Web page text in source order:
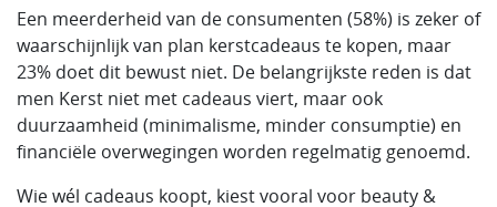
Een meerderheid van de consumenten (58%) is zeker of
waarschijnlijk van plan kerstcadeaus te kopen, maar
23% doet dit bewust niet. De belangrijkste reden is dat
men Kerst niet met cadeaus viert, maar ook
duurzaamheid (minimalisme, minder consumptie) en
financiële overwegingen worden regelmatig genoemd.
Wie wél cadeaus koopt, kiest vooral voor beauty &